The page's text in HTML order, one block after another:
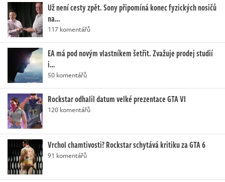
Už není cesty zpět. Sony připomíná konec fyzických nosičů
na…
117 komentářů
EA má pod novým vlastníkem šetřit. Zvažuje prodej studií
i…
50 komentářů
Rockstar odhalil datum velké prezentace GTA VI
120 komentářů
Vrchol chamtivosti? Rockstar schytává kritiku za GTA 6
91 komentářů